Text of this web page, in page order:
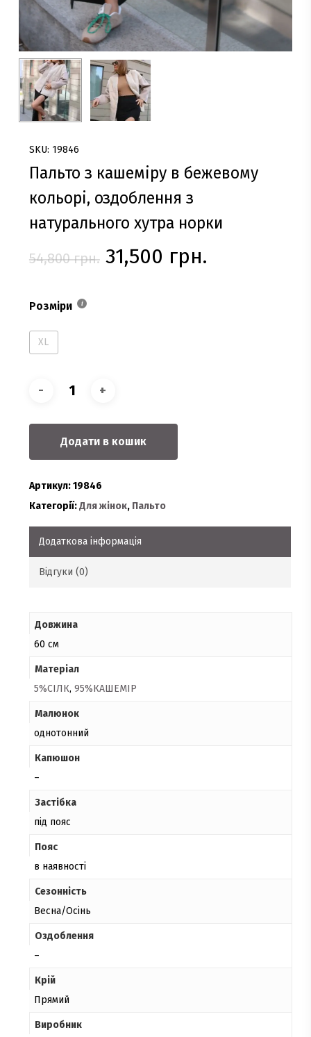
SKU: 19846
Пальто з кашеміру в бежевому
кольорі, оздоблення з
натурального хутра норки
54,800грн. Оригінальна
31,500 грн.
Розміри
XL
Додати в кошик
Артикул:19846
Категорії:Для жінок, Пальто
Додаткова інформація
Відгуки (0)
Довжина
60 см
Матеріал
5%СІЛК, 95%КАШЕМІР
Малюнок
однотонний
Капюшон
–
Застібка
під пояс
Пояс
в наявності
Сезонність
Весна/Осінь
Оздоблення
–
Крій
Прямий
Виробник